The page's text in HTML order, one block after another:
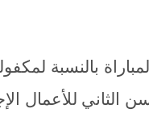
بالنسبة
الثاني للأعمال